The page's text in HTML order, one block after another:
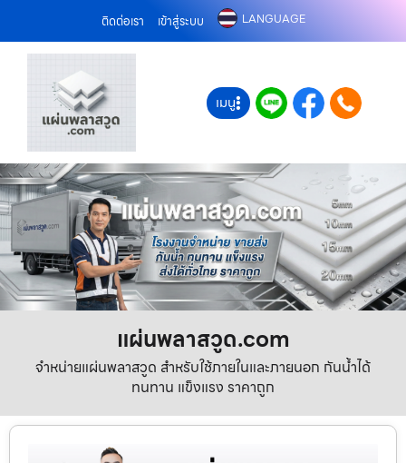
ติดต่อเรา เข้าสู่ระบบ LANGUAGE
เมนู
แผ่นพลาสวูด.com
จำหน่ายแผ่นพลาสวูด สำหรับใช้ภายในและภายนอก กันน้ำได้
ทนทาน แข็งแรง ราคาถูก